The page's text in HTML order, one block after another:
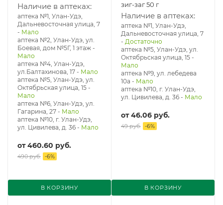
Наличие в аптеках:
аптека №1, Улан-Удэ,
Дальневосточная улица, 7
- Мало
аптека №2, Улан-Удэ, ул.
Боевая, дом №5Г, 1 этаж -
Мало
аптека №4, Улан-Удэ,
ул.Балтахинова, 17 - Мало
аптека №5, Улан-Удэ, ул. ​
Октябрьская улица, 15 -
Мало
аптека №6, Улан-Удэ, ул.
Гагарина, 27 - Мало
аптека №10, г. Улан-Удэ,
ул. Цивилева, д. 36 - Мало
от460.60 руб.
490 руб. -6%
В КОРЗИНУ
зиг-заг 50 г
Наличие в аптеках:
аптека №1, Улан-Удэ,
Дальневосточная улица, 7
- Достаточно
аптека №5, Улан-Удэ, ул. ​
Октябрьская улица, 15 -
Мало
аптека №9, ул. лебедева
10а - Мало
аптека №10, г. Улан-Удэ,
ул. Цивилева, д. 36 - Мало
от46.06 руб.
49 руб. -6%
В КОРЗИНУ